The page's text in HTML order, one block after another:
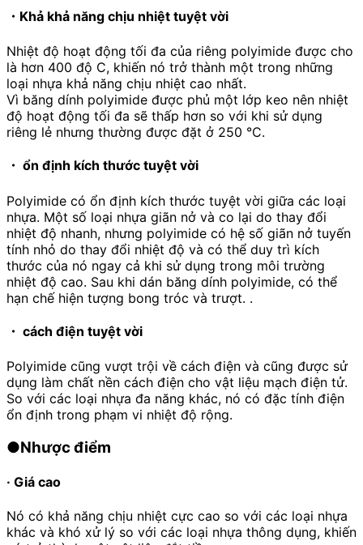
・Khả khả năng chịu nhiệt tuyệt vời
Nhiệt độ hoạt động tối đa của riêng polyimide được cho
là hơn 400 độ C, khiến nó trở thành một trong những
loại nhựa khả năng chịu nhiệt cao nhất.
Vì băng dính polyimide được phủ một lớp keo nên nhiệt
độ hoạt động tối đa sẽ thấp hơn so với khi sử dụng
riêng lẻ nhưng thường được đặt ở 250 °C.
・ ổn định kích thước tuyệt vời
Polyimide có ổn định kích thước tuyệt vời giữa các loại
nhựa. Một số loại nhựa giãn nở và co lại do thay đổi
nhiệt độ nhanh, nhưng polyimide có hệ số giãn nở tuyến
tính nhỏ do thay đổi nhiệt độ và có thể duy trì kích
thước của nó ngay cả khi sử dụng trong môi trường
nhiệt độ cao. Sau khi dán băng dính polyimide, có thể
hạn chế hiện tượng bong tróc và trượt. .
・ cách điện tuyệt vời
Polyimide cũng vượt trội về cách điện và cũng được sử
dụng làm chất nền cách điện cho vật liệu mạch điện tử.
So với các loại nhựa đa năng khác, nó có đặc tính điện
ổn định trong phạm vi nhiệt độ rộng.
●Nhược điểm
· Giá cao
Nó có khả năng chịu nhiệt cực cao so với các loại nhựa
khác và khó xử lý so với các loại nhựa thông dụng, khiến